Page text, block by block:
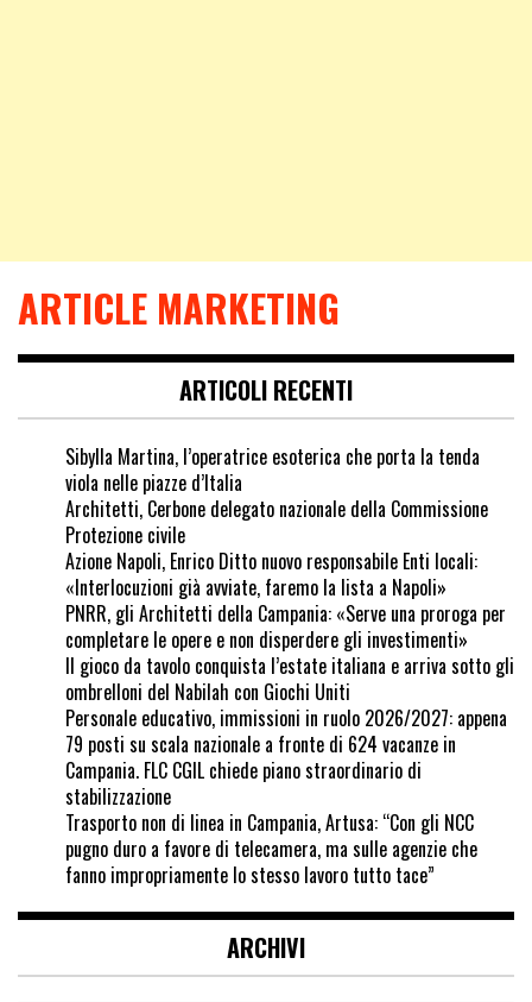
ARTICLE MARKETING
ARTICOLI RECENTI
Sibylla Martina, l’operatrice esoterica che porta la tenda
viola nelle piazze d’Italia
Architetti, Cerbone delegato nazionale della Commissione
Protezione civile
Azione Napoli, Enrico Ditto nuovo responsabile Enti locali:
«Interlocuzioni già avviate, faremo la lista a Napoli»
PNRR, gli Architetti della Campania: «Serve una proroga per
completare le opere e non disperdere gli investimenti»
Il gioco da tavolo conquista l’estate italiana e arriva sotto gli
ombrelloni del Nabilah con Giochi Uniti
Personale educativo, immissioni in ruolo 2026/2027: appena
79 posti su scala nazionale a fronte di 624 vacanze in
Campania. FLC CGIL chiede piano straordinario di
stabilizzazione
Trasporto non di linea in Campania, Artusa: “Con gli NCC
pugno duro a favore di telecamera, ma sulle agenzie che
fanno impropriamente lo stesso lavoro tutto tace”
ARCHIVI